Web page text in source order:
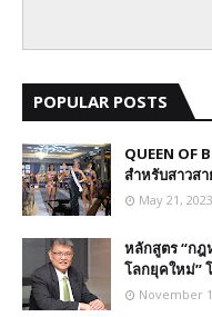
POPULAR POSTS
QUEEN OF
สำหรับสาวส
May 21, 2023
หลักสูตร “กฎ
โลกยุคใหม่”
November